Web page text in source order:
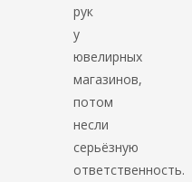
рук
у
ювелирных
магазинов,
потом
несли
серьёзную
ответственность.